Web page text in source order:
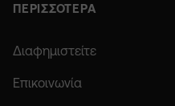
ΠΕΡΙΣΣΟΤΕΡΑ
Διαφημιστείτε
Επικοινωνία